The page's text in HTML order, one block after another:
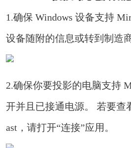
1.确保 Windows 设备支持
设备随附的信息或转到制造
2.确保你要投影的电脑支持
开并且已接通电源。 若要查
ast，请打开“连接”应用。